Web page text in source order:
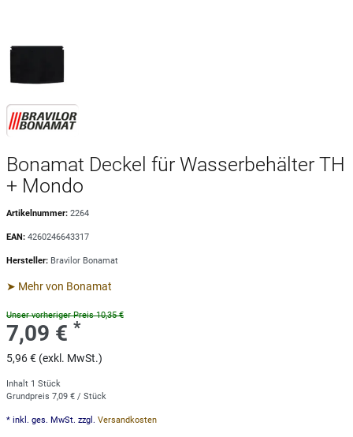
Bonamat Deckel für Wasserbehälter TH
+ Mondo
Artikelnummer: 2264
EAN: 4260246643317
Hersteller: Bravilor Bonamat
➤ Mehr von Bonamat
Unser vorheriger Preis 10,35 €
7,09 € *
5,96 € (exkl. MwSt.)
Inhalt 1 Stück
Grundpreis 7,09 € / Stück
* inkl. ges. MwSt. zzgl. Versandkosten